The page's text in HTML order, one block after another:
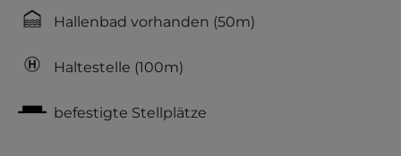
Hallenbad vorhanden (50m)
Haltestelle (100m)
befestigte Stellplätze